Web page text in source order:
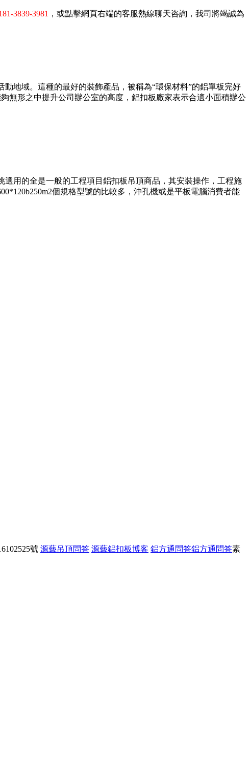
3839-3981 ，或點擊網頁右端的客服熱線聊天咨詢，我司將竭誠為
地域。這種的最好的裝飾產品，被稱為“環保材料”的鋁單板完好
無形之中提升公司辦公室的高度，鋁扣板廠家表示合適小面積辦公
用的全是一般的工程項目鋁扣板吊頂商品，其安裝操作，工程施
個規格型號的比較多，沖孔機或是平板電腦消費者能
號 源藝吊頂問答 源藝鋁扣板博客 鋁方通問答鋁方通問答素